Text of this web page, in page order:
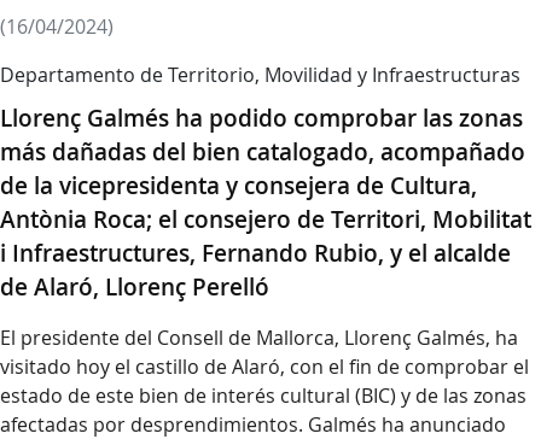
(16/04/2024)
Departamento de Territorio, Movilidad y Infraestructuras
Llorenç Galmés ha podido comprobar las zonas
más dañadas del bien catalogado, acompañado
de la vicepresidenta y consejera de Cultura,
Antònia Roca; el consejero de Territori, Mobilitat
i Infraestructures, Fernando Rubio, y el alcalde
de Alaró, Llorenç Perelló
El presidente del Consell de Mallorca, Llorenç Galmés, ha
visitado hoy el castillo de Alaró, con el fin de comprobar el
estado de este bien de interés cultural (BIC) y de las zonas
afectadas por desprendimientos. Galmés ha anunciado